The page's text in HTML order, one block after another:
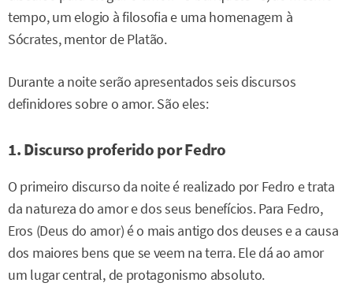
tempo, um elogio à filosofia e uma homenagem à
Sócrates, mentor de Platão.
Durante a noite serão apresentados seis discursos
definidores sobre o amor. São eles:
1. Discurso proferido por Fedro
O primeiro discurso da noite é realizado por Fedro e trata
da natureza do amor e dos seus benefícios. Para Fedro,
Eros (Deus do amor) é o mais antigo dos deuses e a causa
dos maiores bens que se veem na terra. Ele dá ao amor
um lugar central, de protagonismo absoluto.